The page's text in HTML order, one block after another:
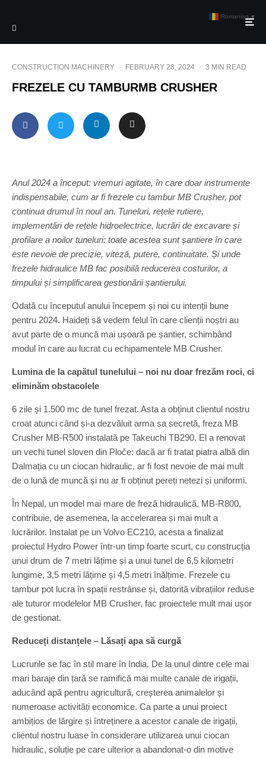
CONSTRUCTION MACHINERY · FEBRUARY 28, 2024 · 3 MIN READ
FREZELE CU TAMBURMB CRUSHER
Anul 2024 a început: vremuri agitate, în care doar instrumente
indispensabile, cum ar fi frezele cu tambur MB Crusher, pot
continua drumul în noul an. Tuneluri, rețele rutiere,
implementări de rețele hidroelectrice, lucrări de excavare și
profilare a noilor tuneluri: toate acestea sunt șantiere în care
este nevoie de precizie, viteză, putere, continuitate. Și unde
frezele hidraulice MB fac posibilă reducerea costurilor, a
timpului și simplificarea gestionării șantierului.
Odată cu începutul anului începem și noi cu intenții bune
pentru 2024. Haideți să vedem felul în care clienții noștri au
avut parte de o muncă mai ușoară pe șantier, schimbând
modul în care au lucrat cu echipamentele MB Crusher.
Lumina de la capătul tunelului – noi nu doar frezăm roci, ci
eliminăm obstacolele
6 zile și 1.500 mc de tunel frezat. Asta a obținut clientul nostru
croat atunci când și-a dezvăluit arma sa secretă, freza MB
Crusher MB-R500 instalată pe Takeuchi TB290. El a renovat
un vechi tunel sloven din Ploče: dacă ar fi tratat piatra albă din
Dalmația cu un ciocan hidraulic, ar fi fost nevoie de mai mult
de o lună de muncă și nu ar fi obținut pereți netezi și uniformi.
În Nepal, un model mai mare de freză hidraulică, MB-R800,
contribuie, de asemenea, la accelerarea și mai mult a
lucrărilor. Instalat pe un Volvo EC210, acesta a finalizat
proiectul Hydro Power într-un timp foarte scurt, cu construcția
unui drum de 7 metri lățime și a unui tunel de 6,5 kilometri
lungime, 3,5 metri lățime și 4,5 metri înălțime. Frezele cu
tambur pot lucra în spații restrânse și, datorită vibrațiilor reduse
ale tuturor modelelor MB Crusher, fac proiectele mult mai ușor
de gestionat.
Reduceți distanțele – Lăsați apa să curgă
Lucrurile se fac în stil mare în India. De la unul dintre cele mai
mari baraje din țară se ramifică mai multe canale de irigații,
aducând apă pentru agricultură, creșterea animalelor și
numeroase activități economice. Ca parte a unui proiect
ambițios de lărgire și întreținere a acestor canale de irigații,
clientul nostru luase în considerare utilizarea unui ciocan
hidraulic, soluție pe care ulterior a abandonat-o din motive
Romanian ▼